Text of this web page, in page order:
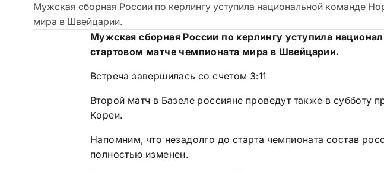
Мужская сборная России по керлингу уступила национальной команде
мира в Швейцарии.
Мужская сборная России по керлингу уступила
стартовом матче чемпионата мира в Швейцарии.
Встреча завершилась со счетом 3:11
Второй матч в Базеле россияне проведут также в
Кореи.
Напомним, что незадолго до старта чемпионата состав
полностью изменен.